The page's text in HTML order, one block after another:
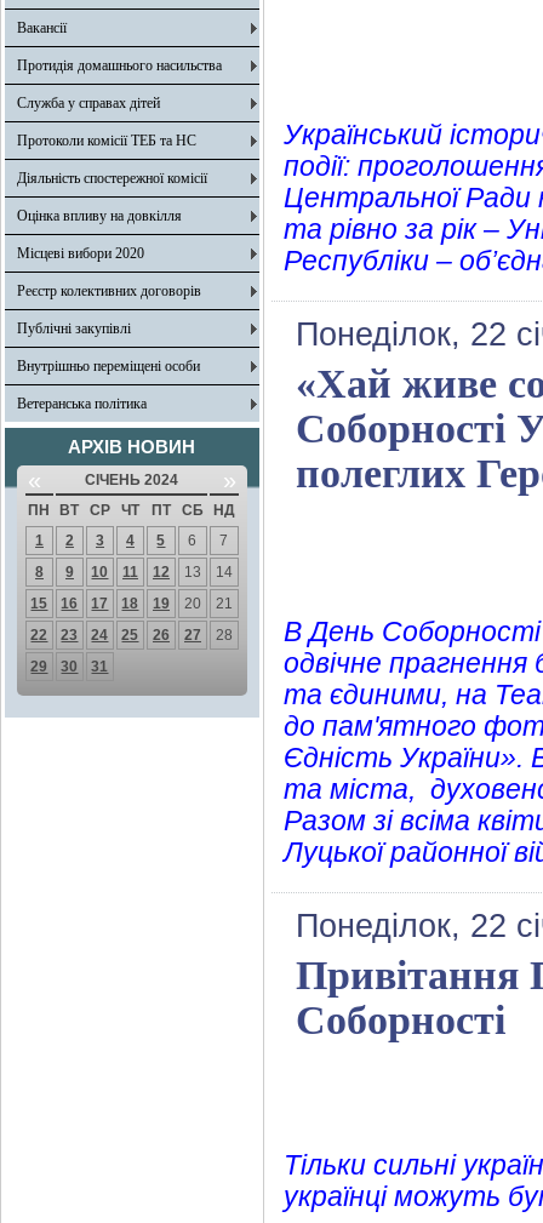
Вакансії
Протидія домашнього насильства
Служба у справах дітей
Протоколи комісії ТЕБ та НС
Діяльність спостережної комісії
Оцінка впливу на довкілля
Місцеві вибори 2020
Реєстр колективних договорів
Публічні закупівлі
Внутрішньо переміщені особи
Ветеранська політика
АРХІВ НОВИН
« СІЧЕНЬ 2024 »
ПН ВТ СР ЧТ ПТ СБ
НД
1
2 3 4 5 6
7
8
9 10 11 12 13
14
15
16 17 18 19 20
21
22
23 24 25 26 27
28
29
30 31
Український
події:
Центральної Ради
та рівно за рік –
Республіки –
Понеділок, 22
«Хай живе
Соборності
полеглих
В День Соборності
одвічне прагнення
та єдиними, на
до пам'ятного
Єдність України».
та міста,
Разом зі всіма
Луцької районної
Понеділок, 22
Привітання
Соборності
Тільки сильні
українці можуть